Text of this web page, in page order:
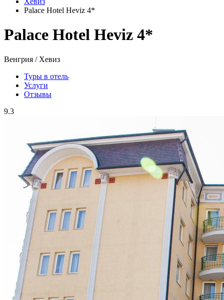
Palace Hotel Heviz 4*
Palace Hotel Heviz 4*
Венгрия / Хевиз
Туры в отель
Услуги
Отзывы
9.3